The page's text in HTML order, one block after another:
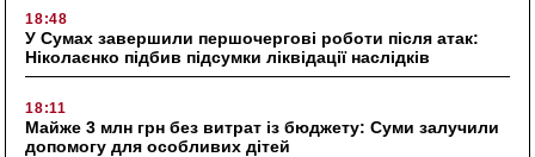
18:48
У Сумах завершили першочергові роботи після атак:
Ніколаєнко підбив підсумки ліквідації наслідків
18:11
Майже 3 млн грн без витрат із бюджету: Суми залучили
допомогу для особливих дітей